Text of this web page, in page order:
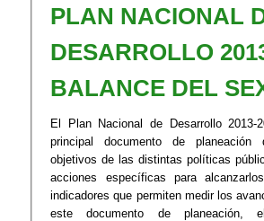
​​​​PLAN NACIONAL
DESARROLLO
BALANCE DEL
El Plan Nacional de Desarrollo 2013-
principal documento de planeación
objetivos de las distintas políticas
acciones específicas para
indicadores que permiten medir los
este documento de